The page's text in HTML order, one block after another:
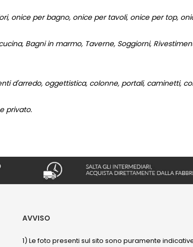
onice per bagno, onice per tavoli, onice per top,
Bagni in marmo, Taverne, Soggiorni,
d'arredo, oggettistica, colonne, portali, caminetti,
privato.
AVVISO
1) Le foto presenti sul sito sono puramente